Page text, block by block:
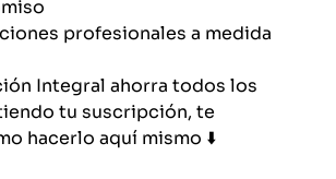
profesionales a medida
Integral ahorra todos los
tu suscripción, te
hacerlo aquí mismo ⬇️